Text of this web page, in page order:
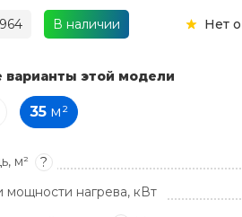
В наличии Нет
варианты этой модели
35м²
м² ?
мощности нагрева, кВт